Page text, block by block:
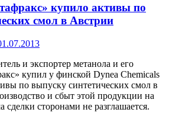
купило активы по
смол в Австрии
и экспортер метанола и его
купил у финской Dynea Chemicals
по выпуску синтетических смол в
и сбыт этой продукции на
сторонами не разглашается.